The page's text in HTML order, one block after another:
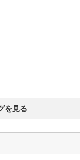
を見る